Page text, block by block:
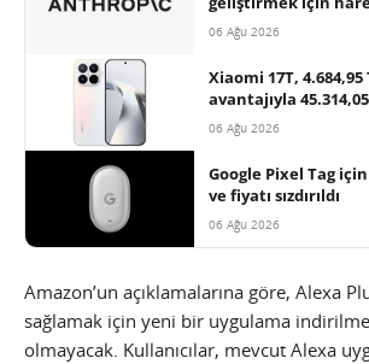
06 Ağu 2026
Xiaomi 17T,
avantajıyla
06 Ağu 2026
Google Pixel Tag
ve fiyatı sızdırıldı
06 Ağu 2026
Amazon’un açıklamalarına göre, Alexa
sağlamak için yeni bir uygulama
olmayacak. Kullanıcılar, mevcut Alexa